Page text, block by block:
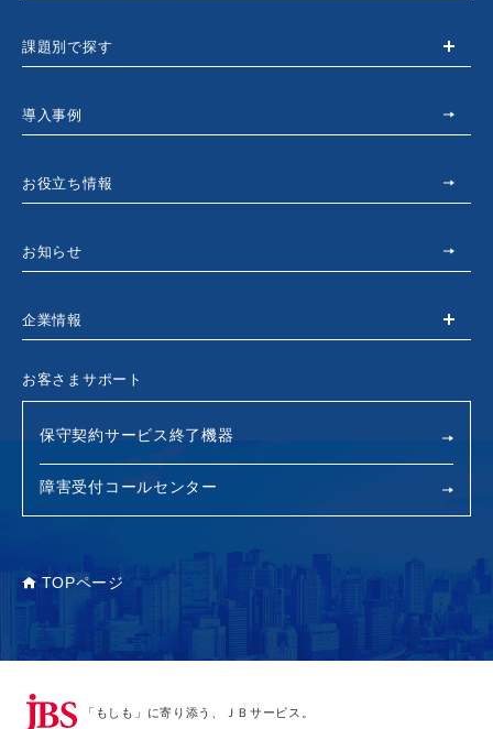
課題別で探す
導入事例
お役立ち情報
お知らせ
企業情報
お客さまサポート
保守契約サービス終了機器
障害受付コールセンター
TOPページ
「もしも」に寄り添う、ＪＢサービス。